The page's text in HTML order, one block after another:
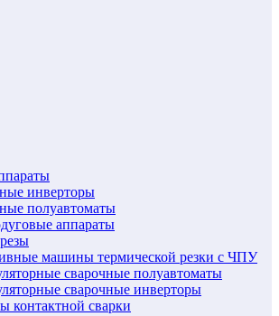
инверторы
полуавтоматы
аппараты
машины термической резки с ЧПУ
сварочные полуавтоматы
сварочные инверторы
контактной сварки